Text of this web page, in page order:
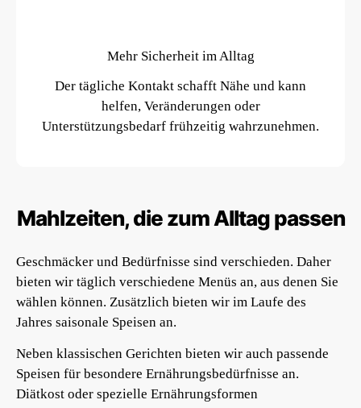
Mehr Sicherheit im Alltag
Der tägliche Kontakt schafft Nähe und kann
helfen, Veränderungen oder
Unterstützungsbedarf frühzeitig wahrzunehmen.
Mahlzeiten, die zum Alltag passen
Geschmäcker und Bedürfnisse sind verschieden. Daher
bieten wir täglich verschiedene Menüs an, aus denen Sie
wählen können. Zusätzlich bieten wir im Laufe des
Jahres saisonale Speisen an.
Neben klassischen Gerichten bieten wir auch passende
Speisen für besondere Ernährungsbedürfnisse an.
Diätkost oder spezielle Ernährungsformen